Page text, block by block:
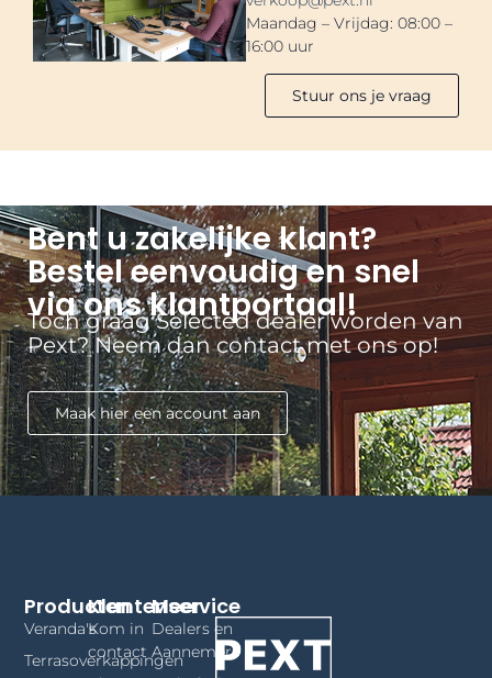
Maandag – Vrijdag: 08:00 –
16:00 uur
Stuur ons je vraag
Bent u zakelijke klant?
Bestel eenvoudig en snel
via ons klantportaal!
Toch graag Selected dealer worden van
Pext? Neem dan contact met ons op!
Maak hier een account aan
Producten
Veranda's
Terrasoverkappingen
Klantenservice
Kom in
contact
Meer
Dealers en
Aannemers